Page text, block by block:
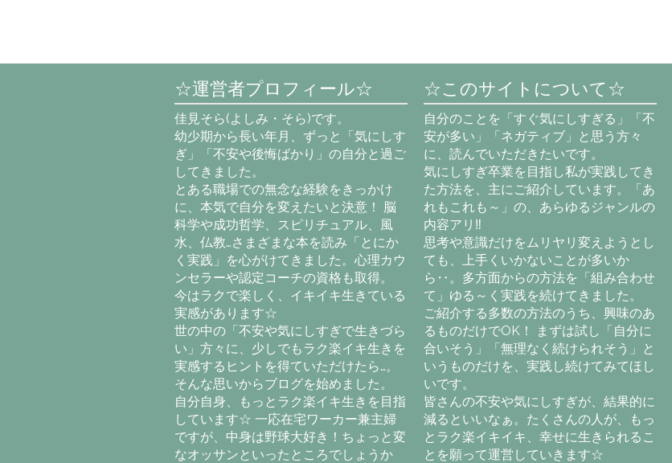
☆運営者プロフィール☆
佳見そら(よしみ・そら)です。
幼少期から長い年月、ずっと「気にしす
ぎ」「不安や後悔ばかり」の自分と過ご
してきました。
とある職場での無念な経験をきっかけ
に、本気で自分を変えたいと決意！ 脳
科学や成功哲学、スピリチュアル、風
水、仏教…さまざまな本を読み「とにか
く実践」を心がけてきました。心理カウ
ンセラーや認定コーチの資格も取得。
今はラクで楽しく、イキイキ生きている
実感があります☆
世の中の「不安や気にしすぎで生きづら
い」方々に、少しでもラク楽イキ生きを
実感するヒントを得ていただけたら…。
そんな思いからブログを始めました。
自分自身、もっとラク楽イキ生きを目指
しています☆ 一応在宅ワーカー兼主婦
ですが、中身は野球大好き！ちょっと変
なオッサンといったところでしょうか
☆このサイトについて☆
自分のことを「すぐ気にしすぎる」「不
安が多い」「ネガティブ」と思う方々
に、読んでいただきたいです。
気にしすぎ卒業を目指し私が実践してき
た方法を、主にご紹介しています。「あ
れもこれも～」の、あらゆるジャンルの
内容アリ‼
思考や意識だけをムリヤリ変えようとし
ても、上手くいかないことが多いか
ら‥。多方面からの方法を「組み合わせ
て」ゆる～く実践を続けてきました。
ご紹介する多数の方法のうち、興味のあ
るものだけでOK！ まずは試し「自分に
合いそう」「無理なく続けられそう」と
いうものだけを、実践し続けてみてほし
いです。
皆さんの不安や気にしすぎが、結果的に
減るといいなぁ。たくさんの人が、もっ
とラク楽イキイキ、幸せに生きられるこ
とを願って運営していきます☆